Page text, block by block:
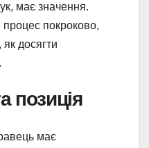
має значення.
покроково,
досягти
позиція
має